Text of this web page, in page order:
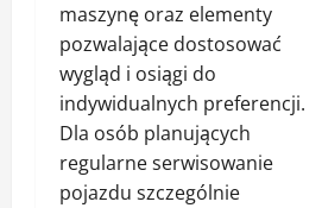
maszynę oraz elementy
pozwalające dostosować
wygląd i osiągi do
indywidualnych preferencji.
Dla osób planujących
regularne serwisowanie
pojazdu szczególnie